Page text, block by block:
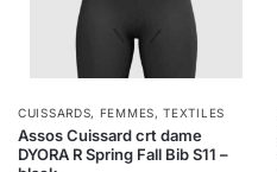
CUISSARDS, FEMMES,TEXTILES
Assos Cuissard crt dame
DYORA R Spring Fall Bib S11 –